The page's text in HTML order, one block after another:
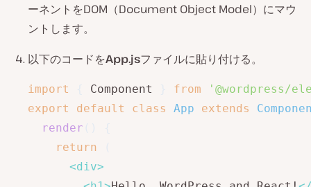
ーネントをDOM（Document Object Model）にマウ
ントします。
以下のコードをApp.jsファイルに貼り付ける。
import Component from
'@wordpress/
export
default class App extends
render
return
<div>